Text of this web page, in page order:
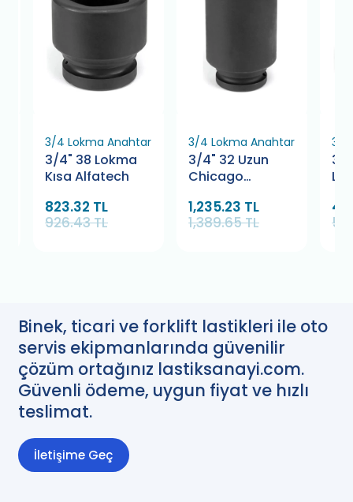
3/4 Lokma Anahtar
3/4" 38 Lokma
Kısa Alfatech
823.32 TL
926.43 TL
3/4 Lokma Anahtar
3/4" 32 Uzun
Chicago
1,235.23 TL
1,389.65 TL
3/4
3/
Binek, ticari ve forklift lastikleri ile oto
servis ekipmanlarında güvenilir
çözüm ortağınız lastiksanayi.com.
Güvenli ödeme, uygun fiyat ve hızlı
teslimat.
İletişime Geç